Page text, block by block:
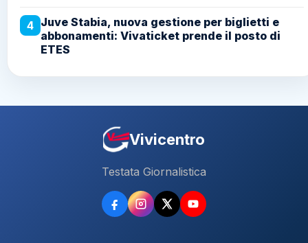
4 Juve Stabia, nuova gestione per biglietti e
abbonamenti: Vivaticket prende il posto di
ETES
Vivicentro
Testata Giornalistica